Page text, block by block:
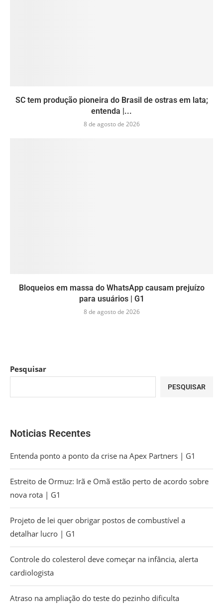
SC tem produção pioneira do Brasil de ostras em lata;
entenda |...
8 de agosto de 2026
Bloqueios em massa do WhatsApp causam prejuízo
para usuários | G1
8 de agosto de 2026
Pesquisar
PESQUISAR
Noticias Recentes
Entenda ponto a ponto da crise na Apex Partners | G1
Estreito de Ormuz: Irã e Omã estão perto de acordo sobre
nova rota | G1
Projeto de lei quer obrigar postos de combustível a
detalhar lucro | G1
Controle do colesterol deve começar na infância, alerta
cardiologista
Atraso na ampliação do teste do pezinho dificulta